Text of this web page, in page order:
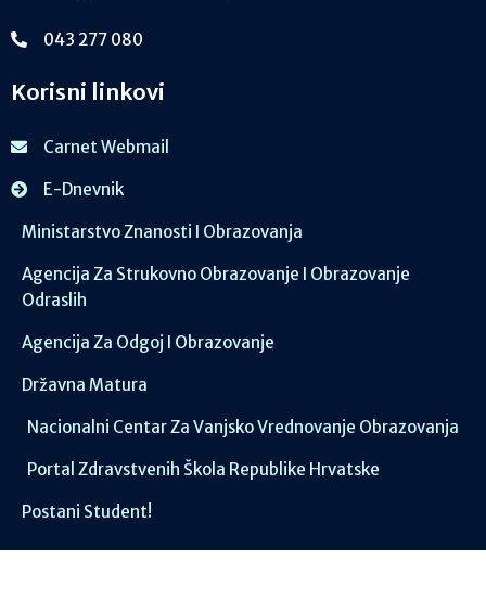
043 277 080
Korisni linkovi
Carnet Webmail
E-Dnevnik
Ministarstvo Znanosti I Obrazovanja
Agencija Za Strukovno Obrazovanje I Obrazovanje
Odraslih
Agencija Za Odgoj I Obrazovanje
Državna Matura
Nacionalni Centar Za Vanjsko Vrednovanje Obrazovanja
Portal Zdravstvenih Škola Republike Hrvatske
Postani Student!